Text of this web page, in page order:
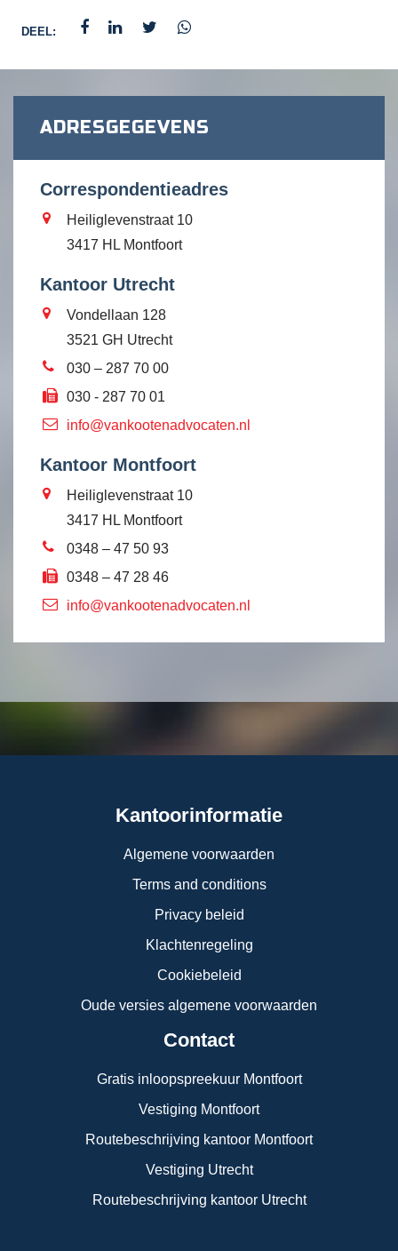
DEEL:
ADRESGEGEVENS
Correspondentieadres
Heiliglevenstraat 10
3417 HL Montfoort
Kantoor Utrecht
Vondellaan 128
3521 GH Utrecht
030 – 287 70 00
030 - 287 70 01
info@vankootenadvocaten.nl
Kantoor Montfoort
Heiliglevenstraat 10
3417 HL Montfoort
0348 – 47 50 93
0348 – 47 28 46
info@vankootenadvocaten.nl
Kantoorinformatie
Algemene voorwaarden
Terms and conditions
Privacy beleid
Klachtenregeling
Cookiebeleid
Oude versies algemene voorwaarden
Contact
Gratis inloopspreekuur Montfoort
Vestiging Montfoort
Routebeschrijving kantoor Montfoort
Vestiging Utrecht
Routebeschrijving kantoor Utrecht